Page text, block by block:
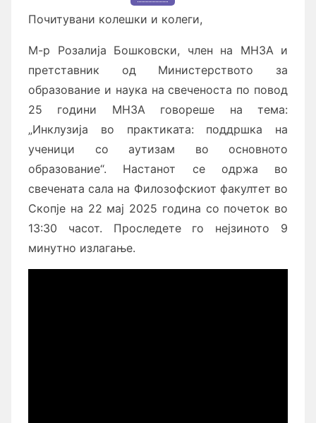
Почитувани колешки и колеги,
M-p Розалија Бошковски, член на МНЗА и
претставник од Министерството за
образование и наука на свеченоста по повод
25 години МНЗА говореше на тема:
„Инклузија во практиката: поддршка на
ученици со аутизам во основното
образование“. Настанот се одржа во
свечената сала на Филозофскиот факултет во
Скопје на 22 мај 2025 година со почеток во
13:30 часот. Проследете го нејзиното 9
минутно излагање.